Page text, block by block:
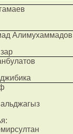
Алимухаммадов